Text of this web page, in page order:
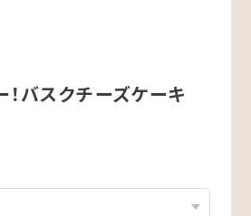
！バスクチーズケーキ